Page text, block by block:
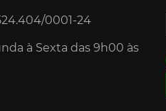
0001-24
à Sexta das 9h00 às